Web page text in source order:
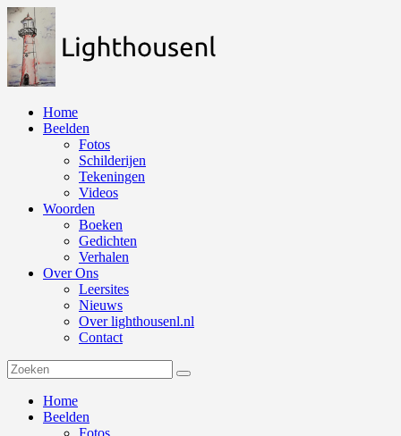
Naar
de
inhoud
springen
Home
Beelden
Fotos
Schilderijen
Tekeningen
Videos
Woorden
Boeken
Gedichten
Verhalen
Over Ons
Leersites
Nieuws
Over lighthousenl.nl
Contact
Home
Beelden
Fotos